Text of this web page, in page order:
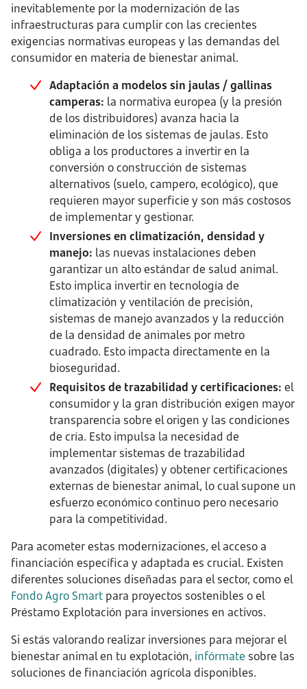
inevitablemente por la modernización de las
infraestructuras para cumplir con las crecientes
exigencias normativas europeas y las demandas del
consumidor en materia de bienestar animal.
Adaptación a modelos sin jaulas / gallinas
camperas: la normativa europea (y la presión
de los distribuidores) avanza hacia la
eliminación de los sistemas de jaulas. Esto
obliga a los productores a invertir en la
conversión o construcción de sistemas
alternativos (suelo, campero, ecológico), que
requieren mayor superficie y son más costosos
de implementar y gestionar.
Inversiones en climatización, densidad y
manejo: las nuevas instalaciones deben
garantizar un alto estándar de salud animal.
Esto implica invertir en tecnología de
climatización y ventilación de precisión,
sistemas de manejo avanzados y la reducción
de la densidad de animales por metro
cuadrado. Esto impacta directamente en la
bioseguridad.
Requisitos de trazabilidad y certificaciones: el
consumidor y la gran distribución exigen mayor
transparencia sobre el origen y las condiciones
de cría. Esto impulsa la necesidad de
implementar sistemas de trazabilidad
avanzados (digitales) y obtener certificaciones
externas de bienestar animal, lo cual supone un
esfuerzo económico continuo pero necesario
para la competitividad.
Para acometer estas modernizaciones, el acceso a
financiación específica y adaptada es crucial. Existen
diferentes soluciones diseñadas para el sector, como el
Fondo Agro Smart para proyectos sostenibles o el
Préstamo Explotación para inversiones en activos.
Si estás valorando realizar inversiones para mejorar el
bienestar animal en tu explotación, infórmate sobre las
soluciones de financiación agrícola disponibles.